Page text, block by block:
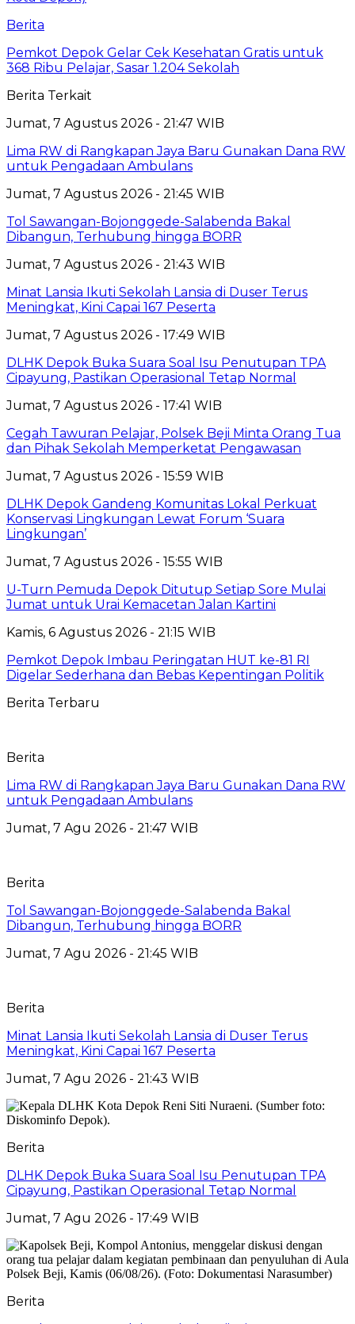
Berita
Pemkot Depok Gelar Cek Kesehatan Gratis untuk
368 Ribu Pelajar, Sasar 1.204 Sekolah
Berita Terkait
Jumat, 7 Agustus 2026 - 21:47 WIB
Lima RW di Rangkapan Jaya Baru Gunakan Dana RW
untuk Pengadaan Ambulans
Jumat, 7 Agustus 2026 - 21:45 WIB
Tol Sawangan-Bojonggede-Salabenda Bakal
Dibangun, Terhubung hingga BORR
Jumat, 7 Agustus 2026 - 21:43 WIB
Minat Lansia Ikuti Sekolah Lansia di Duser Terus
Meningkat, Kini Capai 167 Peserta
Jumat, 7 Agustus 2026 - 17:49 WIB
DLHK Depok Buka Suara Soal Isu Penutupan TPA
Cipayung, Pastikan Operasional Tetap Normal
Jumat, 7 Agustus 2026 - 17:41 WIB
Cegah Tawuran Pelajar, Polsek Beji Minta Orang Tua
dan Pihak Sekolah Memperketat Pengawasan
Jumat, 7 Agustus 2026 - 15:59 WIB
DLHK Depok Gandeng Komunitas Lokal Perkuat
Konservasi Lingkungan Lewat Forum ‘Suara
Lingkungan’
Jumat, 7 Agustus 2026 - 15:55 WIB
U-Turn Pemuda Depok Ditutup Setiap Sore Mulai
Jumat untuk Urai Kemacetan Jalan Kartini
Kamis, 6 Agustus 2026 - 21:15 WIB
Pemkot Depok Imbau Peringatan HUT ke-81 RI
Digelar Sederhana dan Bebas Kepentingan Politik
Berita Terbaru
Berita
Lima RW di Rangkapan Jaya Baru Gunakan Dana RW
untuk Pengadaan Ambulans
Jumat, 7 Agu 2026 - 21:47 WIB
Berita
Tol Sawangan-Bojonggede-Salabenda Bakal
Dibangun, Terhubung hingga BORR
Jumat, 7 Agu 2026 - 21:45 WIB
Berita
Minat Lansia Ikuti Sekolah Lansia di Duser Terus
Meningkat, Kini Capai 167 Peserta
Jumat, 7 Agu 2026 - 21:43 WIB
Berita
DLHK Depok Buka Suara Soal Isu Penutupan TPA
Cipayung, Pastikan Operasional Tetap Normal
Jumat, 7 Agu 2026 - 17:49 WIB
Berita